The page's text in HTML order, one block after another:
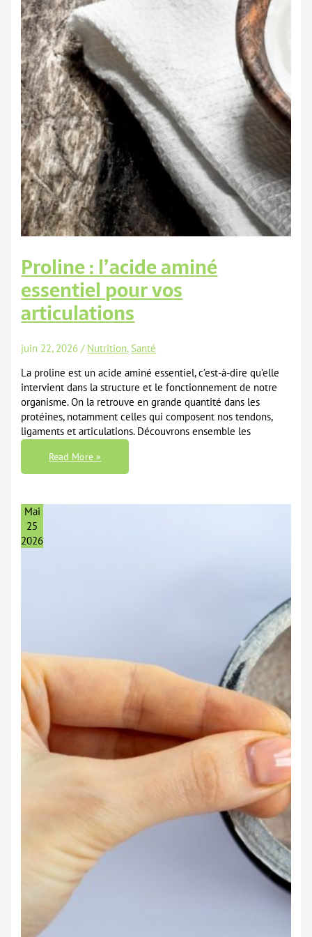
Proline : l’acide aminé
essentiel pour vos
articulations
juin 22, 2026/ Nutrition, Santé
La proline est un acide aminé essentiel, c’est-à-dire qu’elle
intervient dans la structure et le fonctionnement de notre
organisme. On la retrouve en grande quantité dans les
protéines, notamment celles qui composent nos tendons,
ligaments et articulations. Découvrons ensemble les
Proline
:
Vos
Read More »
Mai
25
2026